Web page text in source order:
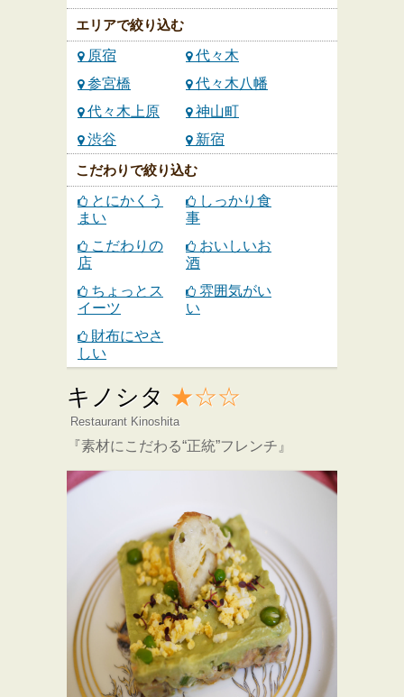
エリアで絞り込む
原宿
代々木
参宮橋
代々木八幡
代々木上原
神山町
渋谷
新宿
こだわりで絞り込む
とにかくう
まい
しっかり食
事
こだわりの
店
おいしいお
酒
ちょっとス
イーツ
雰囲気がい
い
財布にやさ
しい
キノシタ ★☆☆
Restaurant Kinoshita
『素材にこだわる“正統”フレンチ』